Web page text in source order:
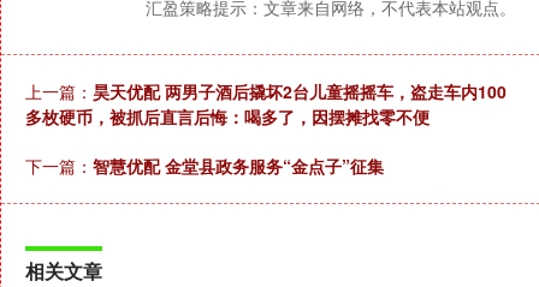
汇盈策略提示：文章来自网络，不代表本站观点。
上一篇： 昊天优配 两男子酒后撬坏2台儿童摇摇车，盗走车内100
多枚硬币，被抓后直言后悔：喝多了，因摆摊找零不便
下一篇： 智慧优配 金堂县政务服务“金点子”征集
相关文章